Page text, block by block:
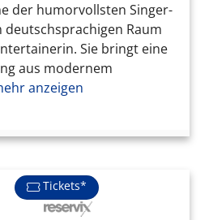
der humorvollsten Singer-
Raum
Sie bringt eine
aus modernem
anzeigen
Tickets*